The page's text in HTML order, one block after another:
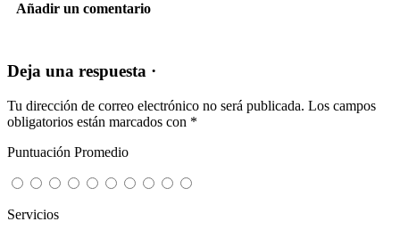
Añadir un comentario
Deja una respuesta ·
Tu dirección de correo electrónico no será publicada. Los campos
obligatorios están marcados con *
Puntuación Promedio
Servicios